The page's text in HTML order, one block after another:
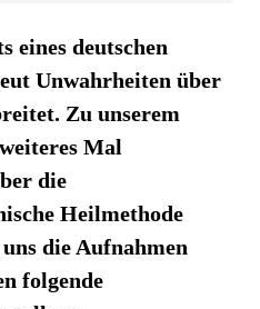
eines deutschen
Unwahrheiten über
Zu unserem
Mal
die
Heilmethode
die Aufnahmen
folgende